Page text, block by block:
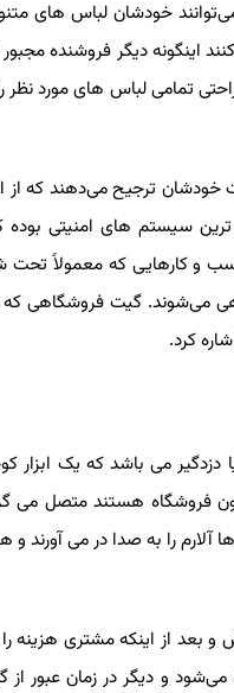
خودشان لباس های
اینگونه دیگر فروشنده
لباس های مورد نظر را
ترجیح می‌دهند که از
سیستم های امنیتی بوده
و کارهایی که معمولاً تحت
گیت فروشگاهی که
کرد.
می باشد که یک ابزار
هستند متصل می گردد
را به صدا در می آورند و
از اینکه مشتری هزینه را
و دیگر در زمان عبور از